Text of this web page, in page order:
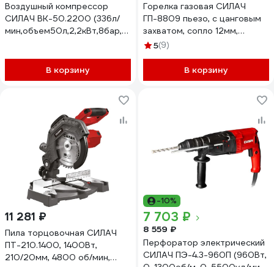
Воздушный компрессор
СИЛАЧ ВК-50.2200 (336л/
мин,объем50л,2,2кВт,8бар,2850об/
В корзину
Горелка газовая СИЛАЧ
ГП-8809 пьезо, с цанговым
захватом, сопло 12мм,
16,5х5х7,5 см 025583
5(9)
В корзину
11 281 ₽
Пила торцовочная СИЛАЧ
ПТ-210.1400, 1400Вт,
210/20мм, 4800 об/мин,
-10%
7 703 ₽
8 559 ₽
Перфоратор электрический
СИЛАЧ ПЭ-4.3-960П (960Вт,